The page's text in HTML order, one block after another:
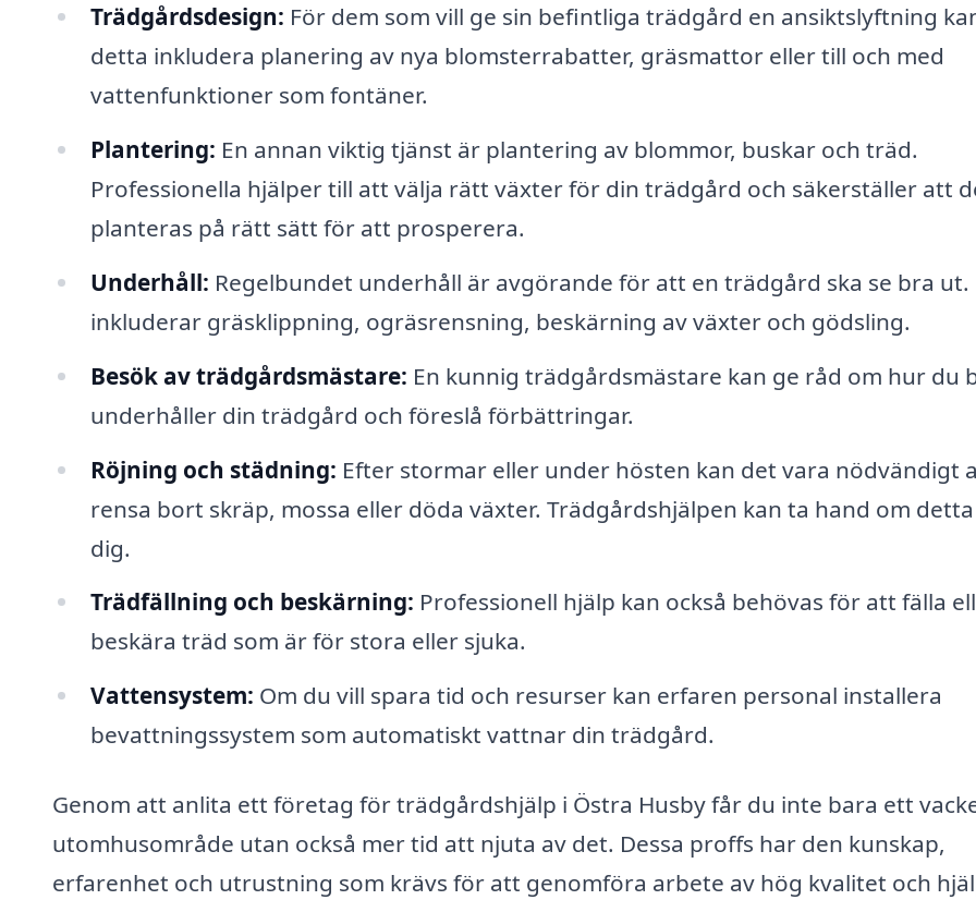
Trädgårdsdesign: För dem som vill ge sin befintliga trädgård en ansiktslyftning
detta inkludera planering av nya blomsterrabatter, gräsmattor eller till och med
vattenfunktioner som fontäner.
Plantering: En annan viktig tjänst är plantering av blommor, buskar och träd.
Professionella hjälper till att välja rätt växter för din trädgård och säkerställer att
planteras på rätt sätt för att prosperera.
Underhåll: Regelbundet underhåll är avgörande för att en trädgård ska se bra ut.
inkluderar gräsklippning, ogräsrensning, beskärning av växter och gödsling.
Besök av trädgårdsmästare: En kunnig trädgårdsmästare kan ge råd om hur du
underhåller din trädgård och föreslå förbättringar.
Röjning och städning: Efter stormar eller under hösten kan det vara nödvändigt
rensa bort skräp, mossa eller döda växter. Trädgårdshjälpen kan ta hand om
dig.
Trädfällning och beskärning: Professionell hjälp kan också behövas för att fälla
beskära träd som är för stora eller sjuka.
Vattensystem: Om du vill spara tid och resurser kan erfaren personal installera
bevattningssystem som automatiskt vattnar din trädgård.
Genom att anlita ett företag för trädgårdshjälp i Östra Husby får du inte bara ett
utomhusområde utan också mer tid att njuta av det. Dessa proffs har den kunskap,
erfarenhet och utrustning som krävs för att genomföra arbete av hög kvalitet och